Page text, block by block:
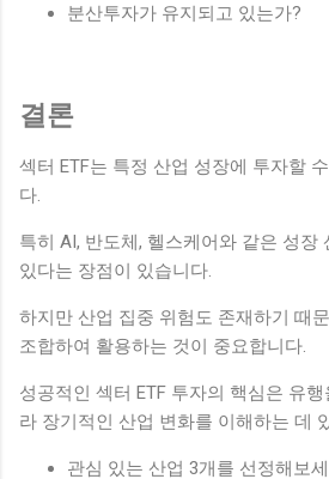
분산투자가 유지되고 있는가?
결론
섹터 ETF는 특정 산업 성장에 투자할
다.
특히 AI, 반도체, 헬스케어와 같은 성장
있다는 장점이 있습니다.
하지만 산업 집중 위험도 존재하기 때
조합하여 활용하는 것이 중요합니다.
성공적인 섹터 ETF 투자의 핵심은 유
라 장기적인 산업 변화를 이해하는 데
관심 있는 산업 3개를 선정해보세